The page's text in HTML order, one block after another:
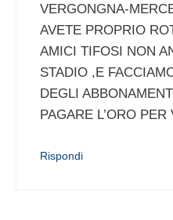
VERGONGNA-
AVETE PROPRIO
AMICI TIFOSI NON
STADIO ,E
DEGLI
PAGARE L’ORO
Rispondi